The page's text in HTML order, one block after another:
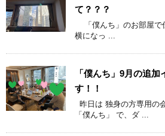
て？？？
「僕んち」のお部屋で
横になっ ...
「僕んち」9月の追
す！！
昨日は 独身の方専用の
「僕んち」 で、ダ ...